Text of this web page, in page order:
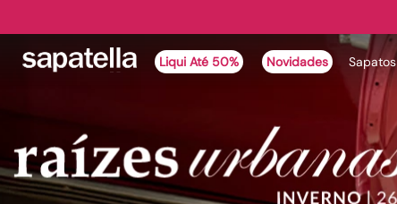
Liqui Até 50% Novidades Sapatos